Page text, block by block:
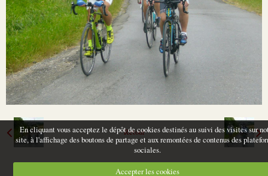
Retour
En cliquant vous acceptez le dépôt de cookies destinés au suivi des visites sur
site, à l'affichage des boutons de partage et aux remontées de contenus des
sociales.
Accepter les cookies